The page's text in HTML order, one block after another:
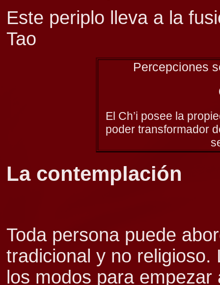
Este periplo lleva a la
Tao
Percepciones
El Ch’i posee la
poder transformador
La contemplación
Toda persona puede
tradicional y no
los modos para